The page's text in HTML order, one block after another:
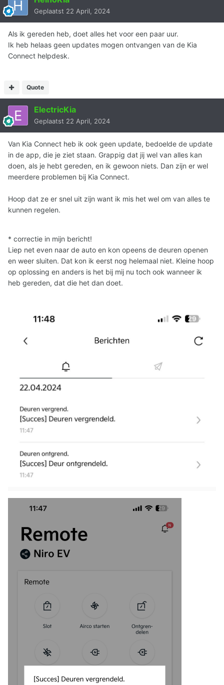
Geplaatst 22 April, 2024
Als ik gereden heb, doet alles het voor een paar uur.
Ik heb helaas geen updates mogen ontvangen van de Kia
Connect helpdesk.
Quote
ElectricKia
Geplaatst 22 April, 2024
Van Kia Connect heb ik ook geen update, bedoelde de update
in de app, die je ziet staan. Grappig dat jij wel van alles kan
doen, als je hebt gereden, en ik gewoon niets. Dan zijn er wel
meerdere problemen bij Kia Connect.
Hoop dat ze er snel uit zijn want ik mis het wel om van alles te
kunnen regelen.
* correctie in mijn bericht!
Liep net even naar de auto en kon opeens de deuren openen
en weer sluiten. Dat kon ik eerst nog helemaal niet. Kleine hoop
op oplossing en anders is het bij mij nu toch ook wanneer ik
heb gereden, dat die het dan doet.